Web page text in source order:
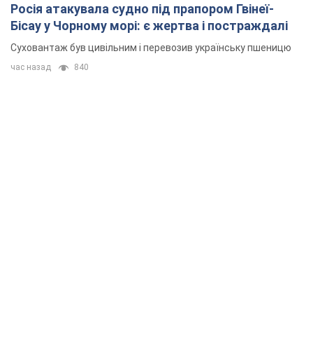
Росія атакувала судно під прапором Гвінеї-
Бісау у Чорному морі: є жертва і постраждалі
Суховантаж був цивільним і перевозив українську пшеницю
час назад 840